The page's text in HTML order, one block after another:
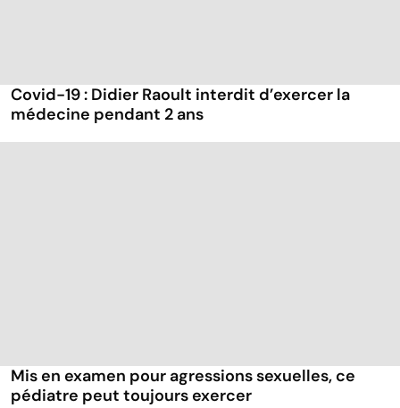
Covid-19 : Didier Raoult interdit d’exercer la
médecine pendant 2 ans
Mis en examen pour agressions sexuelles, ce
pédiatre peut toujours exercer